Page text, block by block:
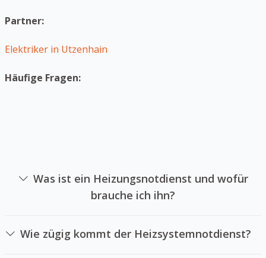
Partner:
Elektriker in Utzenhain
Häufige Fragen:
Was ist ein Heizungsnotdienst und wofür
brauche ich ihn?
von Heizsystemen in Notsituationen spezialisiert hat. Sie
können einen Heizungsnotdienst beauftragen, wenn
Wie zügig kommt der Heizsystemnotdienst?